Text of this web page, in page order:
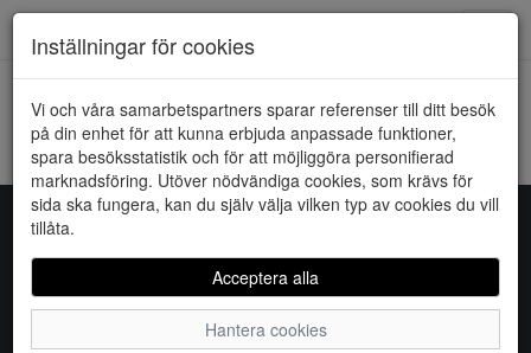
HEM ONLY
Kunde inte hitta några artiklar...
Inställningar för cookies
Vi och våra samarbetspartners sparar referenser till ditt besök
på din enhet för att kunna erbjuda anpassade funktioner,
spara besöksstatistik och för att möjliggöra personifierad
marknadsföring. Utöver nödvändiga cookies, som krävs för
sida ska fungera, kan du själv välja vilken typ av cookies du vill
tillåta.
Acceptera alla
Hantera cookies
Sko-fynd i Vimmerby AB
S:t Torget 2, 598 21 VIMMERBY, Telefon: